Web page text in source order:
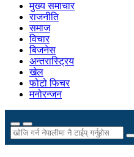
मुख्य समाचार
राजनीति
समाज
विचार
बिजनेस
अन्तरास्ट्रिय
खेल
फोटो फिचर
मनोरन्जन